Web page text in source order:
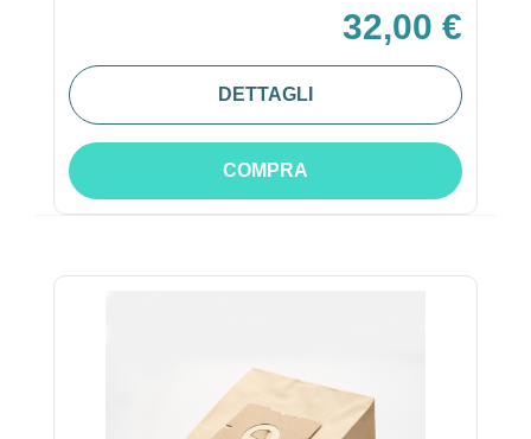
32,00 €
DETTAGLI
COMPRA